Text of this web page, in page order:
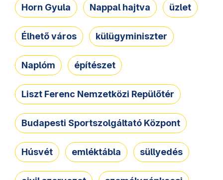
Horn Gyula Nappal hajtva üzlet
Élhető város külügyminiszter
Naplóm építészet
Liszt Ferenc Nemzetközi Repülőtér
Budapesti Sportszolgáltató Központ
Húsvét emléktábla süllyedés